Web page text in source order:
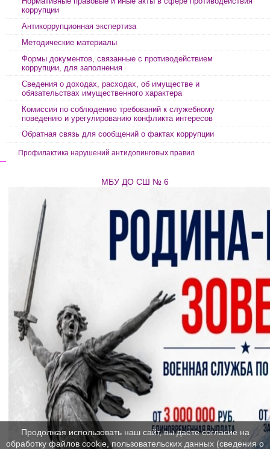
коррупции
Антикоррупционная экспертиза
Методические материалы
Формы документов, связанные с противодействием
коррупции, для заполнения
Сведения о доходах, расходах, об имуществе и
обязательствах имущественного характера
Комиссия по соблюдению требований к служебному
поведению и урегулированию конфликта интересов
Обратная связь для сообщений о фактах коррупции
Профилактика нарушений антидопинговых правил
МБУ ДО СШ № 6
Продолжая использовать наш сайт, вы даете согласие на
обработку файлов cookie, пользовательских данных (сведения о